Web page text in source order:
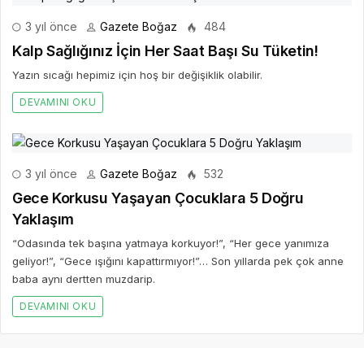
3 yıl önce Gazete Boğaz 484
Kalp Sağlığınız İçin Her Saat Başı Su Tüketin!
Yazın sıcağı hepimiz için hoş bir değişiklik olabilir.
DEVAMINI OKU
3 yıl önce Gazete Boğaz 532
Gece Korkusu Yaşayan Çocuklara 5 Doğru
Yaklaşım
“Odasında tek başına yatmaya korkuyor!”, “Her gece yanımıza
geliyor!”, “Gece ışığını kapattırmıyor!”… Son yıllarda pek çok anne
baba aynı dertten muzdarip.
DEVAMINI OKU